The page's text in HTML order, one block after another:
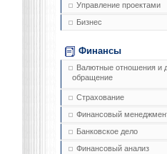
Управление проектами
Бизнес
Финансы
Валютные отношения и
обращение
Страхование
Финансовый
Банковское дело
Финансовый анализ